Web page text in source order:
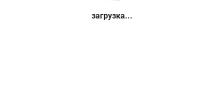
загрузка...